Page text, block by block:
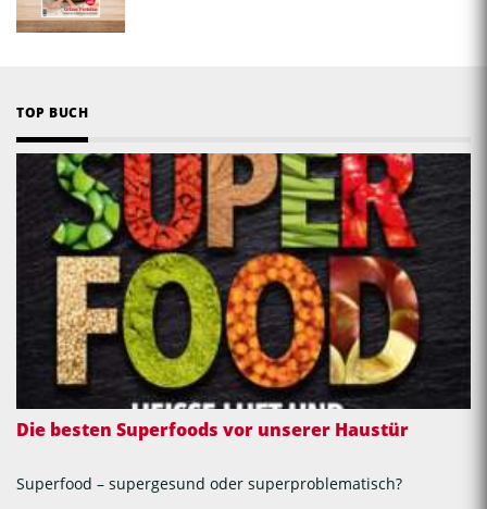
TOP BUCH
Die besten Superfoods vor unserer Haustür
Superfood – supergesund oder superproblematisch?